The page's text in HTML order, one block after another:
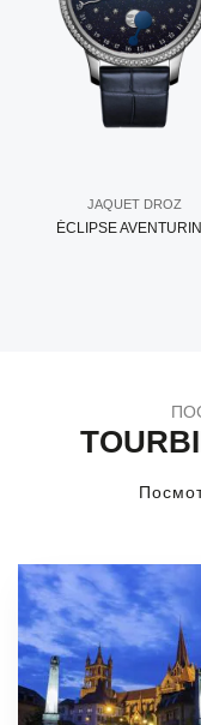
JAQUET DROZ
ÉCLIPSE